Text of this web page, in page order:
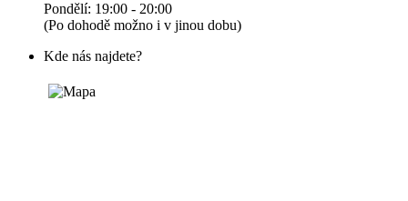
Pondělí: 19:00 - 20:00
(Po dohodě možno i v jinou dobu)
Kde nás najdete?